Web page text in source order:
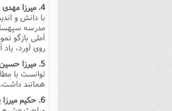
4. میرزا مهدى الهى قمشه اى
با دانش و
مدرسه
آملى بازگو
روى آورد،
5. میرزا حسین خان پیرنیا مؤتمن الملک
توانست با
همانند داشت.
6. حکیم میرزا یدالله نظر پاکِ کجورى